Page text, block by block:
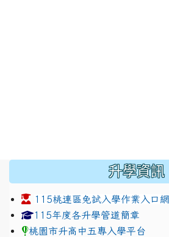
升學資訊
115桃連區免試入學作業入口網
link to https://
115年度各升學管道簡章
桃園市升高中五專入學平台